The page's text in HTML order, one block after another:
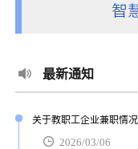
智
最新通知
关于教职工企业兼职情
2026/03/06